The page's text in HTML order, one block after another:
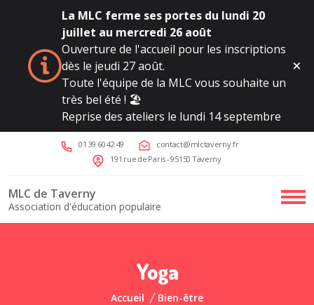
La MLC ferme ses portes du lundi 20
juillet au mercredi 26 août
Ouverture de l'accueil pour les inscriptions
dès le jeudi 27 août.
Toute l'équipe de la MLC vous souhaite un
très bel été ! 🏖️
Reprise des ateliers le lundi 14 septembre
01 39 60 42 49
contact@mlctaverny.fr
191 rue de Paris - 95150 Taverny
MLC de Taverny
Association d'éducation populaire
Yoga
Accueil Bien-être